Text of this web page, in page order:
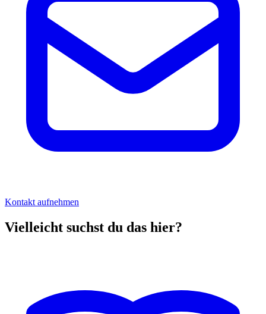
Kontakt aufnehmen
Vielleicht suchst du das hier?